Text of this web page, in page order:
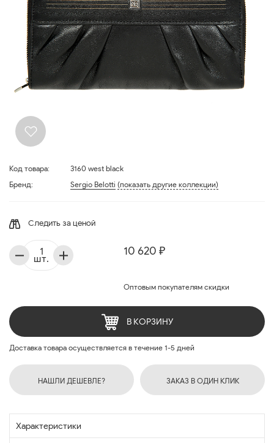
Код товара:
3160 west black
Бренд:
Sergio Belotti (показать другие коллекции)
Следить за ценой
10 620 ₽
Оптовым покупателям скидки
шт.
В КОРЗИНУ
Доставка товара осуществляется в течение 1-5 дней
НАШЛИ ДЕШЕВЛЕ? ЗАКАЗ В ОДИН КЛИК
Характеристики